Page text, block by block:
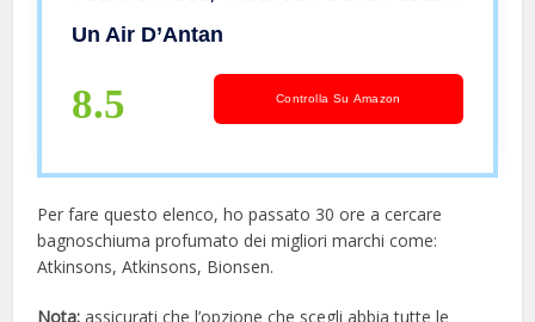
Formula Idratante – Per Donna – Idee
Un Air D’Antan
8.5 Controlla Su Amazon
Per fare questo elenco, ho passato 30 ore a cercare
bagnoschiuma profumato dei migliori marchi come:
Atkinsons, Atkinsons, Bionsen.
Nota: assicurati che l’opzione che scegli abbia tutte le